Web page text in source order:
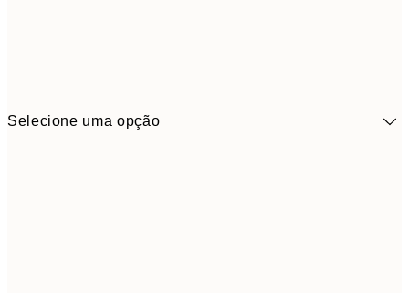
Selecione uma opção